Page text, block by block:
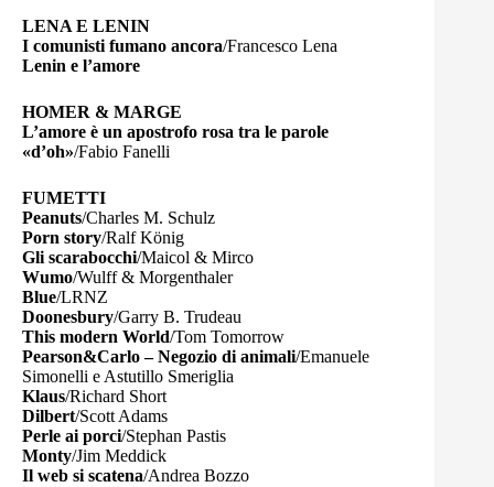
LENA E LENIN
I comunisti fumano ancora/Francesco Lena
Lenin e l’amore
HOMER & MARGE
L’amore è un apostrofo rosa tra le parole
«d’oh»/Fabio Fanelli
FUMETTI
Peanuts/Charles M. Schulz
Porn story/Ralf König
Gli scarabocchi/Maicol & Mirco
Wumo/Wulff & Morgenthaler
Blue/LRNZ
Doonesbury/Garry B. Trudeau
This modern World/Tom Tomorrow
Pearson&Carlo – Negozio di animali/Emanuele
Simonelli e Astutillo Smeriglia
Klaus/Richard Short
Dilbert/Scott Adams
Perle ai porci/Stephan Pastis
Monty/Jim Meddick
Il web si scatena/Andrea Bozzo